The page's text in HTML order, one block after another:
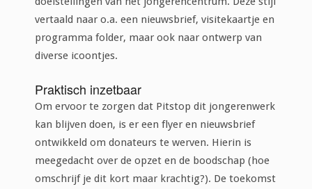
vertaald naar o.a. een nieuwsbrief, visitekaartje en
programma folder, maar ook naar ontwerp van
diverse icoontjes.
Praktisch inzetbaar
Om ervoor te zorgen dat Pitstop dit jongerenwerk
kan blijven doen, is er een flyer en nieuwsbrief
ontwikkeld om donateurs te werven. Hierin is
meegedacht over de opzet en de boodschap (hoe
omschrijf je dit kort maar krachtig?). De toekomst